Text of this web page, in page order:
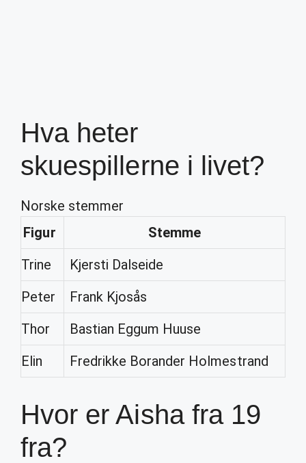
Hva heter
skuespillerne i livet?
Norske stemmer
Figur
Stemme
Trine
Kjersti Dalseide
Peter
Frank Kjosås
Thor
Bastian Eggum Huuse
Elin
Fredrikke Borander Holmestrand
Hvor er Aisha fra 19
fra?